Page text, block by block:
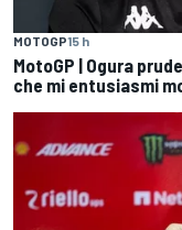
MOTOGP15 h
MotoGP | Ogura
che mi entusiasmi